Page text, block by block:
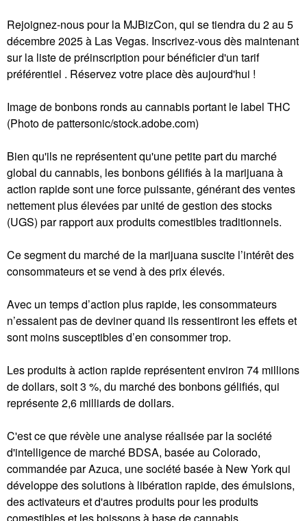
Rejoignez-nous pour la MJBizCon, qui se tiendra du 2 au 5
décembre 2025 à Las Vegas. Inscrivez-vous dès maintenant
sur la liste de préinscription pour bénéficier d'un tarif
préférentiel . Réservez votre place dès aujourd'hui !
Image de bonbons ronds au cannabis portant le label THC
(Photo de pattersonic/stock.adobe.com)
Bien qu'ils ne représentent qu'une petite part du marché
global du cannabis, les bonbons gélifiés à la marijuana à
action rapide sont une force puissante, générant des ventes
nettement plus élevées par unité de gestion des stocks
(UGS) par rapport aux produits comestibles traditionnels.
Ce segment du marché de la marijuana suscite l’intérêt des
consommateurs et se vend à des prix élevés.
Avec un temps d’action plus rapide, les consommateurs
n’essaient pas de deviner quand ils ressentiront les effets et
sont moins susceptibles d’en consommer trop.
Les produits à action rapide représentent environ 74 millions
de dollars, soit 3 %, du marché des bonbons gélifiés, qui
représente 2,6 milliards de dollars.
C'est ce que révèle une analyse réalisée par la société
d'intelligence de marché BDSA, basée au Colorado,
commandée par Azuca, une société basée à New York qui
développe des solutions à libération rapide, des émulsions,
des activateurs et d'autres produits pour les produits
comestibles et les boissons à base de cannabis.